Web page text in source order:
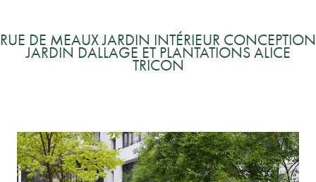
RUE DE MEAUX JARDIN INTÉRIEUR CONCEPTION
JARDIN DALLAGE ET PLANTATIONS ALICE
TRICON